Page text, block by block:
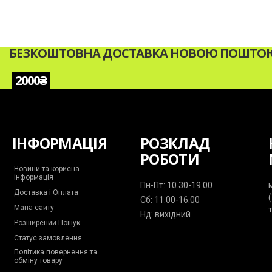
БЕЗКОШТОВНА ДОСТАВКА НОВОЮ
2000₴
ІНФОРМАЦІЯ
Новини та корисна
інформація
Доставка і Оплата
Мапа сайту
Розширений Пошук
Статус замовлення
Політика повернення та
обміну товару
РОЗКЛАД
РОБОТИ
Пн-Пт: 10.30-19.00
Сб: 11.00-16.00
Нд: вихідний